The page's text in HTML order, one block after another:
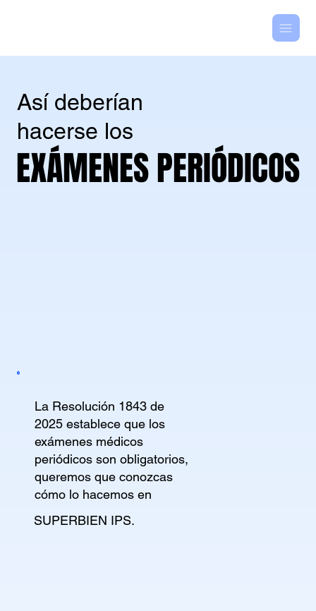
Así deberían
hacerse los
EXÁMENES PERIÓDICOS
EXÁMENES PERIÓDICOS
La Resolución 1843 de
2025 establece que los
exámenes médicos
periódicos son obligatorios,
queremos que conozcas
cómo lo hacemos en
SUPERBIEN IPS.